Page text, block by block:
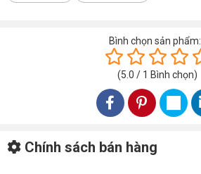
Bình chọn sản phẩm:
(5.0 / 1 Bình chọn)
Chính sách bán hàng